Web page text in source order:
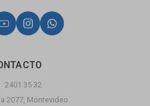
2401 35 32
2077, Montevideo
  